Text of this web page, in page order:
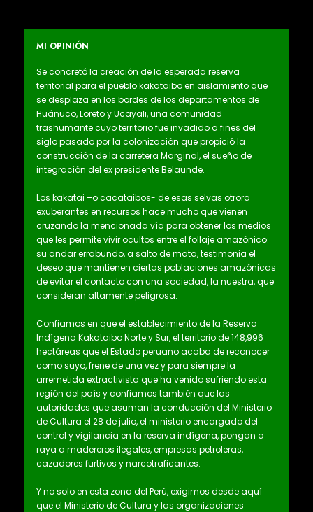
MI OPINIÓN
Se concretó la creación de la esperada reserva
territorial para el pueblo kakataibo en aislamiento que
se desplaza en los bordes de los departamentos de
Huánuco, Loreto y Ucayali, una comunidad
trashumante cuyo territorio fue invadido a fines del
siglo pasado por la colonización que propició la
construcción de la carretera Marginal, el sueño de
integración del ex presidente Belaunde.
Los kakatai –o cacataibos- de esas selvas otrora
exuberantes en recursos hace mucho que vienen
cruzando la mencionada vía para obtener los medios
que les permite vivir ocultos entre el follaje amazónico:
su andar errabundo, a salto de mata, testimonia el
deseo que mantienen ciertas poblaciones amazónicas
de evitar el contacto con una sociedad, la nuestra, que
consideran altamente peligrosa.
Confiamos en que el establecimiento de la Reserva
Indígena Kakataibo Norte y Sur, el territorio de 148,996
hectáreas que el Estado peruano acaba de reconocer
como suyo, frene de una vez y para siempre la
arremetida extractivista que ha venido sufriendo esta
región del país y confiamos también que las
autoridades que asuman la conducción del Ministerio
de Cultura el 28 de julio, el ministerio encargado del
control y vigilancia en la reserva indígena, pongan a
raya a madereros ilegales, empresas petroleras,
cazadores furtivos y narcotraficantes.
Y no solo en esta zona del Perú, exigimos desde aquí
que el Ministerio de Cultura y las organizaciones